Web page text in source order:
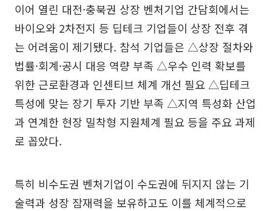
이어 열린 대전·충북권 상장 벤처기업 간담회에서는
바이오와 2차전지 등 딥테크 기업들이 상장 전후 겪
는 어려움이 제기됐다. 참석 기업들은 △상장 절차와
법률·회계·공시 대응 역량 부족 △우수 인력 확보를
위한 근로환경과 인센티브 체계 개선 필요 △딥테크
특성에 맞는 장기 투자 기반 부족 △지역 특성화 산업
과 연계한 현장 밀착형 지원체계 필요 등을 주요 과제
로 꼽았다.
특히 비수도권 벤처기업이 수도권에 뒤지지 않는 기
술력과 성장 잠재력을 보유하고도 이를 체계적으로